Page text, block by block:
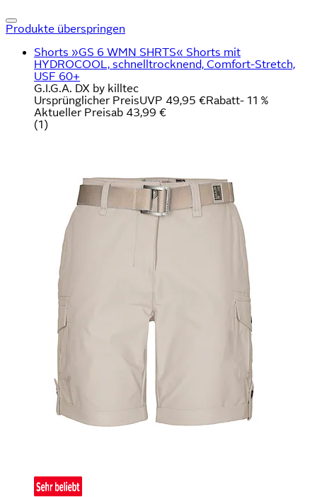
Produkte überspringen
Shorts »GS 6 WMN SHRTS« Shorts mit
HYDROCOOL, schnelltrocknend, Comfort-Stretch,
USF 60+
G.I.G.A. DX by killtec
Ursprünglicher PreisUVP 49,95 €Rabatt- 11 %
Aktueller Preisab 43,99 €
(1)